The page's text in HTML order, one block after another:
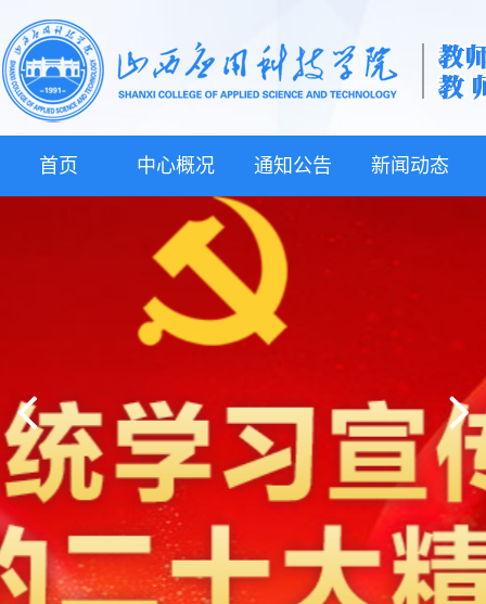
首页 中心概况 通知公告 新闻动态